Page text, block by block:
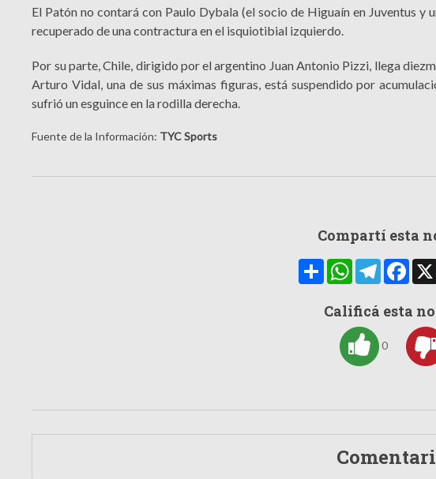
El Patón no contará con Paulo Dybala (el socio de Higuaín en Juventus y
recuperado de una contractura en el isquiotibial izquierdo.
Por su parte, Chile, dirigido por el argentino Juan Antonio Pizzi, llega
Arturo Vidal, una de sus máximas figuras, está suspendido por
sufrió un esguince en la rodilla derecha.
Fuente de la Información: TYC Sports
Compartí esta
CompartirWhatsAppTelegram
Calificá esta
0